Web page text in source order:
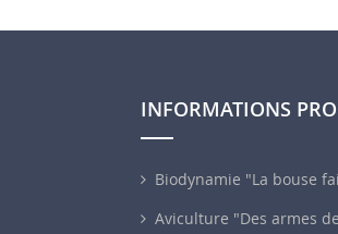
INFORMATIONS
Biodynamie "La bouse
Aviculture "Des armes